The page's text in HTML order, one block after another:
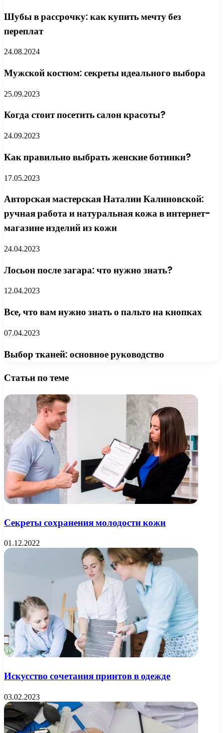
Шубы в рассрочку: как купить мечту без
переплат
24.08.2024
Мужской костюм: секреты идеального выбора
25.09.2023
Когда стоит посетить салон красоты?
24.09.2023
Как правильно выбрать женские ботинки?
17.05.2023
Авторская мастерская Наталии Калиновской:
ручная работа и натуральная кожа в интернет-
магазине изделий из кожи
24.04.2023
Лосьон после загара: что нужно знать?
12.04.2023
Все, что вам нужно знать о пальто на кнопках
07.04.2023
Выбор тканей: основное руководство
Статьи по теме
Секреты сохранения молодости кожи
01.12.2022
Искусство сочетания принтов в одежде
03.02.2023